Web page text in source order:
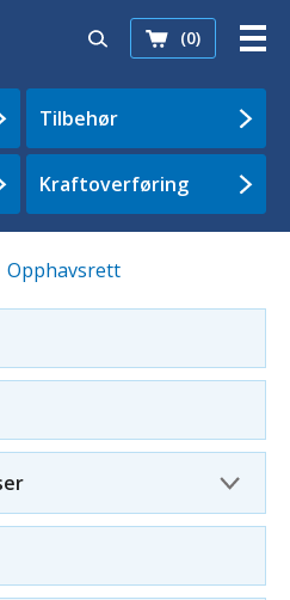
(0)
Tilbehør
Kraftoverføring
Opphavsrett